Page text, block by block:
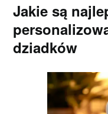
Jakie są
dziadków